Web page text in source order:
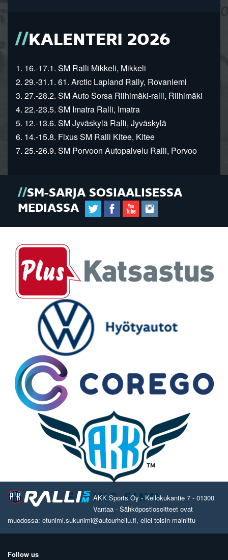
KALENTERI 2026
1. 16.-17.1. SM Ralli Mikkeli, Mikkeli
2. 29.-31.1. 61. Arctic Lapland Rally, Rovaniemi
3. 27.-28.2. SM Auto Sorsa Riihimäki-ralli, Riihimäki
4. 22.-23.5. SM Imatra Ralli, Imatra
5. 12.-13.6. SM Jyväskylä Ralli, Jyväskylä
6. 14.-15.8. Fixus SM Ralli Kitee, Kitee
7. 25.-26.9. SM Porvoon Autopalvelu Ralli, Porvoo
SM-SARJA SOSIAALISESSA
MEDIASSA
AKK Sports Oy - Kellokukantie 7 - 01300
Vantaa - Sähköpostiosoitteet ovat
muodossa: etunimi.sukunimi@autourheilu.fi, ellei toisin mainittu
Follow us